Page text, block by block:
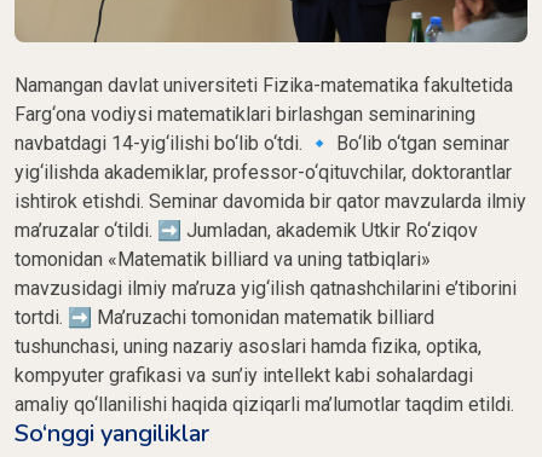
Namangan davlat universiteti Fizika-matematika fakultetida
Farg‘ona vodiysi matematiklari birlashgan seminarining
navbatdagi 14-yig‘ilishi bo‘lib o‘tdi. 🔹 Bo‘lib o‘tgan seminar
yig‘ilishda akademiklar, professor-o‘qituvchilar, doktorantlar
ishtirok etishdi. Seminar davomida bir qator mavzularda ilmiy
ma’ruzalar o‘tildi. ➡️ Jumladan, akademik Utkir Ro‘ziqov
tomonidan «Matematik billiard va uning tatbiqlari»
mavzusidagi ilmiy ma’ruza yig‘ilish qatnashchilarini e’tiborini
tortdi. ➡️ Ma’ruzachi tomonidan matematik billiard
tushunchasi, uning nazariy asoslari hamda fizika, optika,
kompyuter grafikasi va sun’iy intellekt kabi sohalardagi
amaliy qo‘llanilishi haqida qiziqarli ma’lumotlar taqdim etildi.
So‘nggi yangiliklar